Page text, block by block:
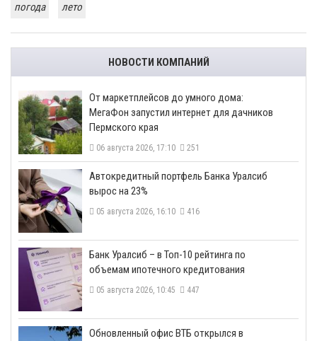
погода
лето
НОВОСТИ КОМПАНИЙ
От маркетплейсов до умного дома:
МегаФон запустил интернет для дачников
Пермского края
06 августа 2026, 17:10 251
​Автокредитный портфель Банка Уралсиб
вырос на 23%
05 августа 2026, 16:10 416
​Банк Уралсиб – в Топ-10 рейтинга по
объемам ипотечного кредитования
05 августа 2026, 10:45 447
​Обновленный офис ВТБ открылся в